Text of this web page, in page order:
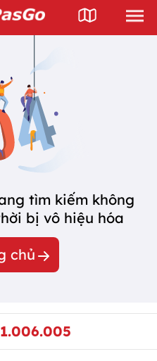
tìm kiếm không
bị vô hiệu hóa
chủ